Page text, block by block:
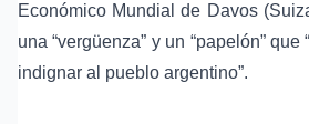
Económico Mundial de Davos
una “vergüenza” y un “papelón”
indignar al pueblo argentino”.